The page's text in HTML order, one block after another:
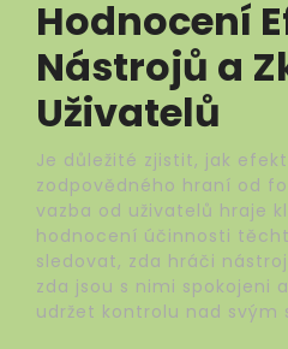
Hodnocení
Nástrojů a
Uživatelů
Je důležité zjistit, jak
zodpovědného hraní od
vazba od uživatelů hraje
hodnocení účinnosti
sledovat, zda hráči
zda jsou s nimi spokojeni
udržet kontrolu nad svým